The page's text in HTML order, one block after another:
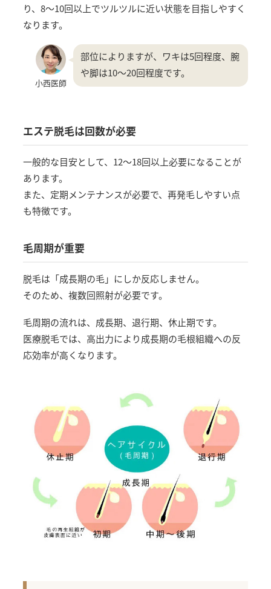
り、8〜10回以上でツルツルに近い状態を目指しやすく
なります。
小西医師
部位によりますが、ワキは5回程度、腕
や脚は10〜20回程度です。
エステ脱毛は回数が必要
一般的な目安として、12〜18回以上必要になることが
あります。
また、定期メンテナンスが必要で、再発毛しやすい点
も特徴です。
毛周期が重要
脱毛は「成長期の毛」にしか反応しません。
そのため、複数回照射が必要です。
毛周期の流れは、成長期、退行期、休止期です。
医療脱毛では、高出力により成長期の毛根組織への反
応効率が高くなります。